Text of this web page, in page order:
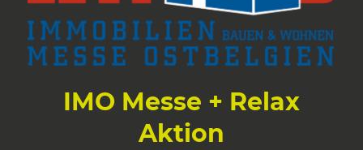
IMO Messe + Relax
Aktion